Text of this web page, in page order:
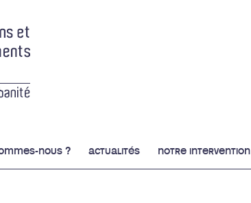
nous ? actualités notre intervention